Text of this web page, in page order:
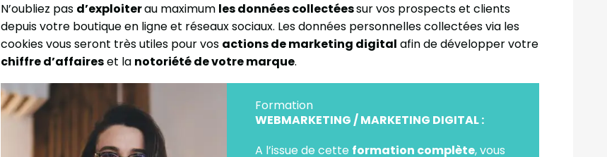
N’oubliez pas d’exploiterau maximum les données collectéessur vos prospects et clients
depuis votre boutique en ligne et réseaux sociaux. Les données personnelles collectées via les
cookies vous seront très utiles pour vos actions de marketing digital afin de développer votre
chiffre d’affaireset la notoriété de votre marque.
Formation
WEBMARKETING / MARKETING DIGITAL :
A l’issue de cette formation complète, vous